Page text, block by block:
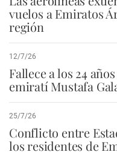
vuelos a Emiratos
región
12/7/26
Fallece a los 24
emiratí Mustafa
25/7/26
Conflicto entre
los residentes de